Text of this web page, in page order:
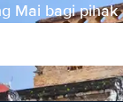
Mai bagi pihak